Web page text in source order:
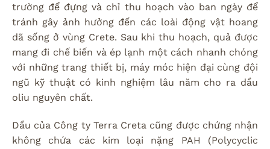
trường để đựng và chỉ thu hoạch vào ban ngày để
tránh gây ảnh hưởng đến các loài động vật hoang
dã sống ở vùng Crete. Sau khi thu hoạch, quả được
mang đi chế biến và ép lạnh một cách nhanh chóng
với những trang thiết bị, máy móc hiện đại cùng đội
ngũ kỹ thuật có kinh nghiệm lâu năm cho ra dầu
oliu nguyên chất.
Dầu của Công ty Terra Creta cũng được chứng nhận
không chứa các kim loại nặng PAH (Polycyclic